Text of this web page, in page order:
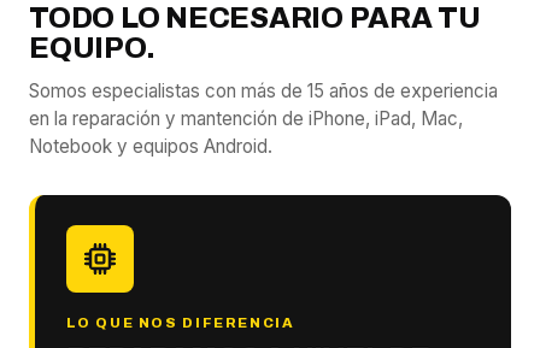
TODO LO NECESARIO PARA TU
EQUIPO.
Somos especialistas con más de 15 años de experiencia
en la reparación y mantención de iPhone, iPad, Mac,
Notebook y equipos Android.
LO QUE NOS DIFERENCIA